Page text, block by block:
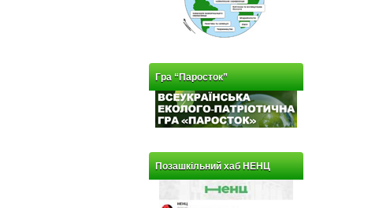
Гра “Паросток”
Позашкільний хаб НЕНЦ